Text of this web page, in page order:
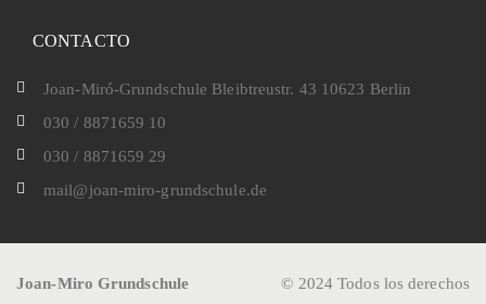
CONTACTO
Joan-Miró-Grundschule Bleibtreustr. 43 10623 Berlin
030 / 8871659 10
030 / 8871659 29
mail@joan-miro-grundschule.de
Joan-Miro Grundschule
© 2024 Todos los derechos